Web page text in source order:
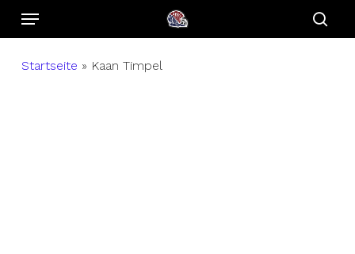
SkipMenu
Startseite » Kaan Timpel